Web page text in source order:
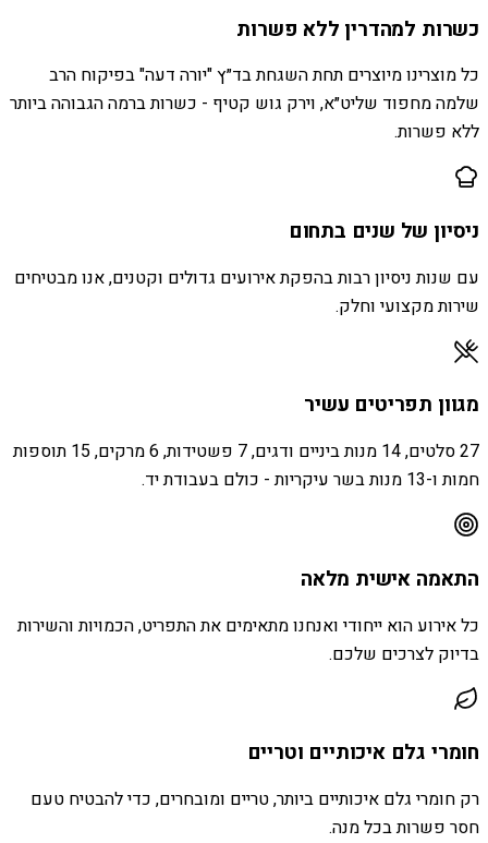
כשרות למהדרין ללא פשרות
כל מוצרינו מיוצרים תחת השגחת בד״ץ "יורה דעה" בפיקוח הרב
שלמה מחפוד שליט״א, וירק גוש קטיף - כשרות ברמה הגבוהה ביותר
ללא פשרות.
ניסיון של שנים בתחום
עם שנות ניסיון רבות בהפקת אירועים גדולים וקטנים, אנו מבטיחים
שירות מקצועי וחלק.
מגוון תפריטים עשיר
27 סלטים, 14 מנות ביניים ודגים, 7 פשטידות, 6 מרקים, 15 תוספות
חמות ו-13 מנות בשר עיקריות - כולם בעבודת יד.
התאמה אישית מלאה
כל אירוע הוא ייחודי ואנחנו מתאימים את התפריט, הכמויות והשירות
בדיוק לצרכים שלכם.
חומרי גלם איכותיים וטריים
רק חומרי גלם איכותיים ביותר, טריים ומובחרים, כדי להבטיח טעם
חסר פשרות בכל מנה.